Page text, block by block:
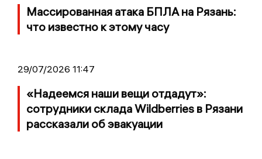
Массированная атака БПЛА на Рязань:
что известно к этому часу
29/07/2026 11:47
«Надеемся наши вещи отдадут»:
сотрудники склада Wildberries в Рязани
рассказали об эвакуации